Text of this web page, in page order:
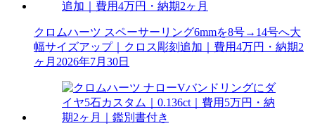
クロムハーツ スペーサーリング6mmを8号→14号へ大
幅サイズアップ｜クロス彫刻追加｜費用4万円・納期2
ヶ月 2026年7月30日